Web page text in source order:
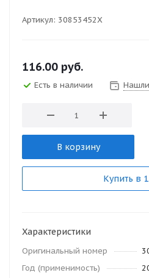
Артикул: 30853452X
116.00 руб.
Есть в наличии
В корзину
Купить в
Характеристики
Оригинальный номер
Год (применимость)